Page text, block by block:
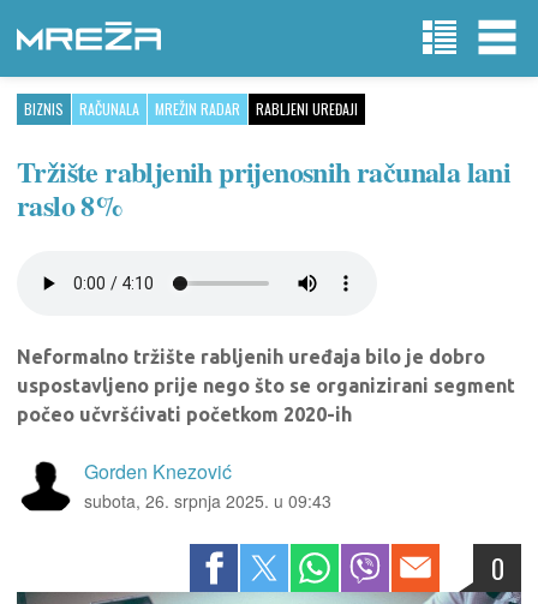
BIZNIS RAČUNALA MREŽIN RADAR RABLJENI UREĐAJI
Tržište rabljenih prijenosnih računala lani
raslo 8%
Neformalno tržište rabljenih uređaja bilo je dobro
uspostavljeno prije nego što se organizirani segment
počeo učvršćivati početkom 2020-ih
Gorden Knezović
subota, 26. srpnja 2025. u 09:43
0